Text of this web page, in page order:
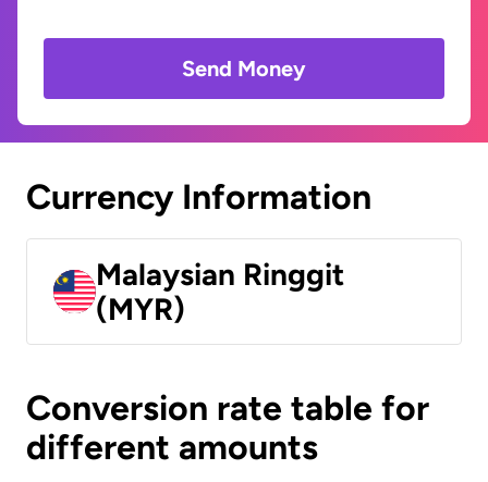
Send Money
Currency Information
Malaysian Ringgit
(MYR)
Conversion rate table for
different amounts